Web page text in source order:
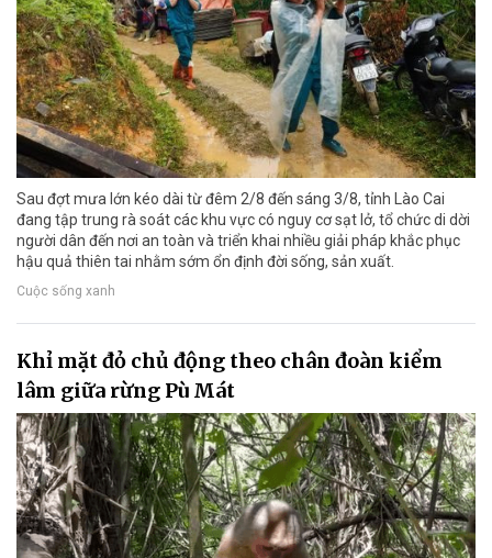
Sau đợt mưa lớn kéo dài từ đêm 2/8 đến sáng 3/8, tỉnh Lào Cai
đang tập trung rà soát các khu vực có nguy cơ sạt lở, tổ chức di dời
người dân đến nơi an toàn và triển khai nhiều giải pháp khắc phục
hậu quả thiên tai nhằm sớm ổn định đời sống, sản xuất.
Cuộc sống xanh
Khỉ mặt đỏ chủ động theo chân đoàn kiểm
lâm giữa rừng Pù Mát